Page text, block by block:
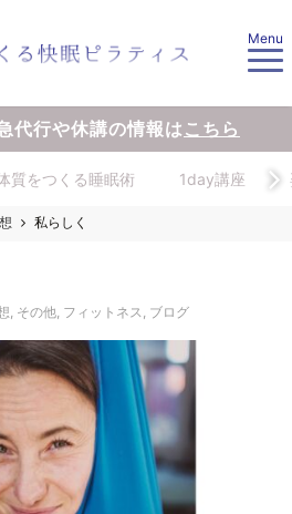
Menu
代行や休講の情報はこちら
質をつくる睡眠術 1day講座
私らしく
, その他, フィットネス, ブログ